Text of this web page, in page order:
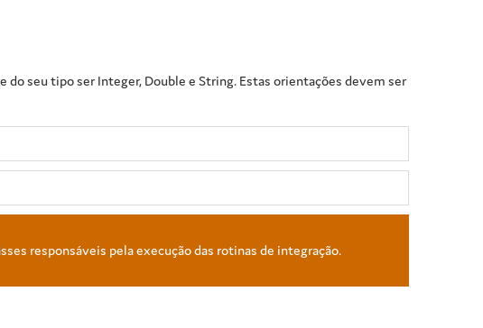
seu tipo ser Integer, Double e String. Estas orientações devem ser
responsáveis pela execução das rotinas de integração.